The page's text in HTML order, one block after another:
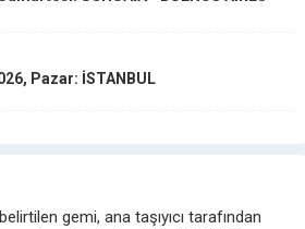
Pazar: İSTANBUL
gemi, ana taşıyıcı tarafından